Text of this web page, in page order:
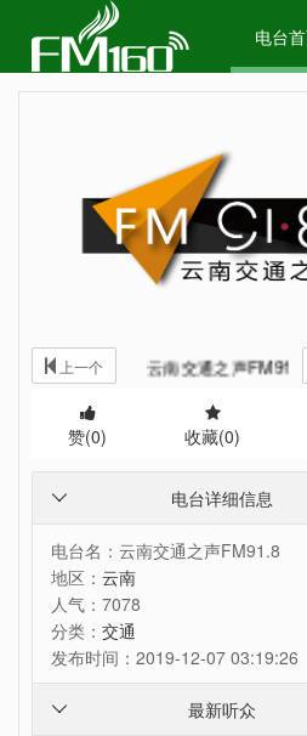
电台
云南交通之声FM91.8
上一个
赞(0) 收藏(0)
电台详细信息

电台名： 云南交通之声FM91.8
地区： 云南
人气： 7078
分类： 交通
发布时间： 2019-12-07 03:19:26
最新听众
